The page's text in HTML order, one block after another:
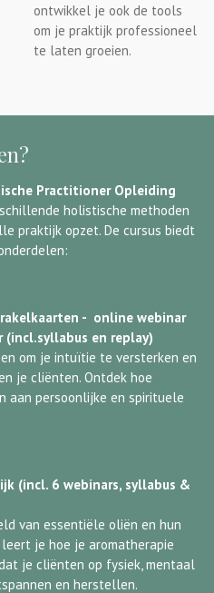
ontwikkel je ook de tools
om je praktijk professioneel
te laten groeien.
Practitioner Opleiding
holistische methoden
praktijk opzet. De cursus biedt
- online webinar
(incl.syllabus en replay)
om je intuïtie te versterken en
je cliënten. Ontdek hoe
aan persoonlijke en spirituele
(incl. 6 webinars, syllabus &
van essentiële oliën en hun
je hoe je aromatherapie
je cliënten op fysiek, mentaal
en herstellen.